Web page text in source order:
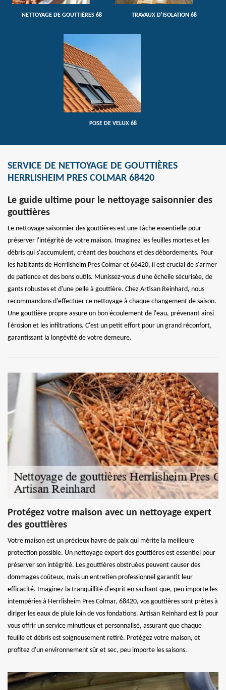
NETTOYAGE DE GOUTTIÈRES 68 TRAVAUX D'ISOLATION 68
POSE DE VELUX 68
SERVICE DE NETTOYAGE DE GOUTTIÈRES
HERRLISHEIM PRES COLMAR 68420
Le guide ultime pour le nettoyage saisonnier des
gouttières
Le nettoyage saisonnier des gouttières est une tâche essentielle pour
préserver l'intégrité de votre maison. Imaginez les feuilles mortes et les
débris qui s'accumulent, créant des bouchons et des débordements. Pour
les habitants de Herrlisheim Pres Colmar et 68420, il est crucial de s'armer
de patience et des bons outils. Munissez-vous d'une échelle sécurisée, de
gants robustes et d'une pelle à gouttière. Chez Artisan Reinhard, nous
recommandons d'effectuer ce nettoyage à chaque changement de saison.
Une gouttière propre assure un bon écoulement de l'eau, prévenant ainsi
l'érosion et les infiltrations. C'est un petit effort pour un grand réconfort,
garantissant la longévité de votre demeure.
Protégez votre maison avec un nettoyage expert
des gouttières
Votre maison est un précieux havre de paix qui mérite la meilleure
protection possible. Un nettoyage expert des gouttières est essentiel pour
préserver son intégrité. Les gouttières obstruées peuvent causer des
dommages coûteux, mais un entretien professionnel garantit leur
efficacité. Imaginez la tranquillité d'esprit en sachant que, peu importe les
intempéries à Herrlisheim Pres Colmar, 68420, vos gouttières sont prêtes à
diriger les eaux de pluie loin de vos fondations. Artisan Reinhard est là pour
vous offrir un service minutieux et personnalisé, assurant que chaque
feuille et débris est soigneusement retiré. Protégez votre maison, et
profitez d'un environnement sûr et sec, peu importe les saisons.